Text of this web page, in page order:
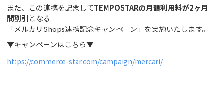
また、この連携を記念してTEMPOSTARの月額利用料が2ヶ月
間割引 となる
「メルカリShops連携記念キャンペーン」を実施いたします。
▼キャンペーンはこちら▼
https://commerce-star.com/campaign/mercari/